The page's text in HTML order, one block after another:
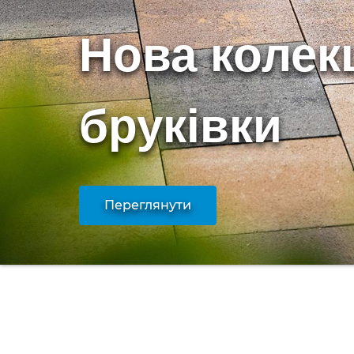
Нова
бруківки
Переглянути